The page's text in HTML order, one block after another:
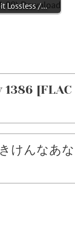
Lossless /…
けんなあ